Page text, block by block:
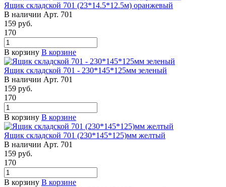
Ящик складской 701 (23*14.5*12.5м) оранжевый
В наличии Арт. 701
159 руб.
170
В корзину В корзине
Ящик складской 701 - 230*145*125мм зеленый
В наличии Арт. 701
159 руб.
170
В корзину В корзине
Ящик складской 701 (230*145*125)мм желтый
В наличии Арт. 701
159 руб.
170
В корзину В корзине